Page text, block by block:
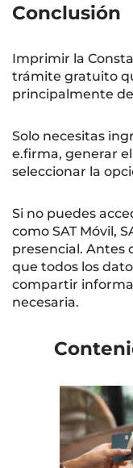
Conclusión
Imprimir la
trámite gratuito
principalmente
Solo necesitas
e.firma, generar
seleccionar la
Si no puedes
como SAT Móvil,
presencial. Antes
que todos los
compartir
necesaria.